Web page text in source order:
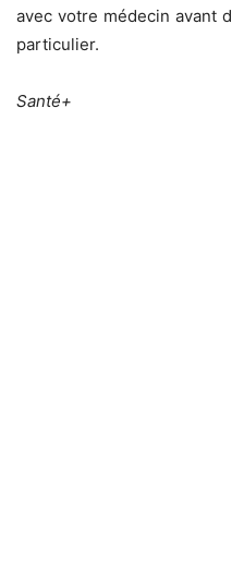
avec votre médecin avant
particulier.
Santé+